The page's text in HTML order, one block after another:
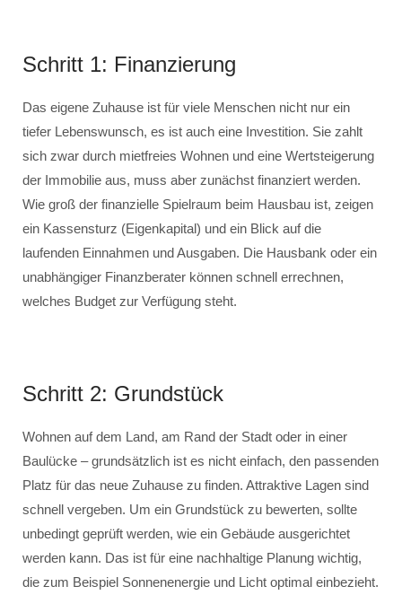
Schritt 1: Finanzierung
Das eigene Zuhause ist für viele Menschen nicht nur ein
tiefer Lebenswunsch, es ist auch eine Investition. Sie zahlt
sich zwar durch mietfreies Wohnen und eine Wertsteigerung
der Immobilie aus, muss aber zunächst finanziert werden.
Wie groß der finanzielle Spielraum beim Hausbau ist, zeigen
ein Kassensturz (Eigenkapital) und ein Blick auf die
laufenden Einnahmen und Ausgaben. Die Hausbank oder ein
unabhängiger Finanzberater können schnell errechnen,
welches Budget zur Verfügung steht.
Schritt 2: Grundstück
Wohnen auf dem Land, am Rand der Stadt oder in einer
Baulücke – grundsätzlich ist es nicht einfach, den passenden
Platz für das neue Zuhause zu finden. Attraktive Lagen sind
schnell vergeben. Um ein Grundstück zu bewerten, sollte
unbedingt geprüft werden, wie ein Gebäude ausgerichtet
werden kann. Das ist für eine nachhaltige Planung wichtig,
die zum Beispiel Sonnenenergie und Licht optimal einbezieht.